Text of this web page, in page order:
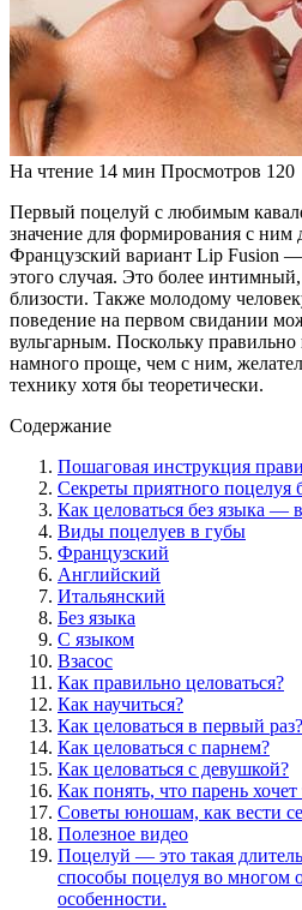
На чтение 14 мин Просмотров 120
Первый поцелуй с любимым
значение для формирования с
Французский вариант Lip Fusion
этого случая. Это более
близости. Также молодому
поведение на первом свидании
вульгарным. Поскольку правильно
намного проще, чем с ним,
технику хотя бы теоретически.
Содержание
Пошаговая инструкция
Секреты приятного поцелуя
Как целоваться без языка —
Виды поцелуев в губы
Французский
Английский
Итальянский
Без языка
С языком
Взасос
Как правильно целоваться?
Как научиться?
Как целоваться в первый раз?
Как целоваться с парнем?
Как целоваться с девушкой?
Как понять, что парень хочет
Советы юношам, как вести
Полезное видео
Поцелуй — это такая
способы поцелуя во многом
особенности.